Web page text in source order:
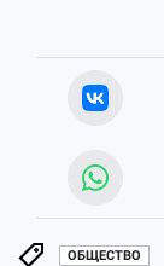
ОБЩЕСТВО